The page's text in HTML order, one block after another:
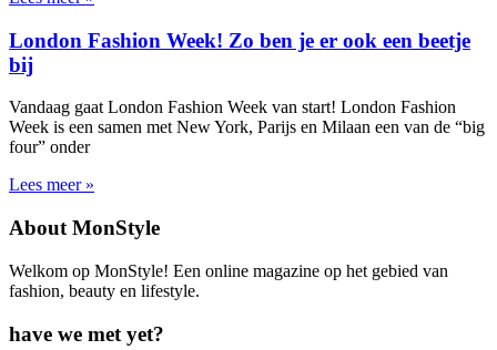
London Fashion Week! Zo ben je er ook een beetje
bij
Vandaag gaat London Fashion Week van start! London Fashion
Week is een samen met New York, Parijs en Milaan een van de “big
four” onder
Lees meer »
About MonStyle
Welkom op MonStyle! Een online magazine op het gebied van
fashion, beauty en lifestyle.
have we met yet?